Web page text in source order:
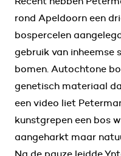
rond Apeldoorn een
bospercelen
gebruik van inheemse
bomen. Autochtone
genetisch materiaal
een video liet
kunstgrepen een bos
aangeharkt maar
Na de pauze leidde